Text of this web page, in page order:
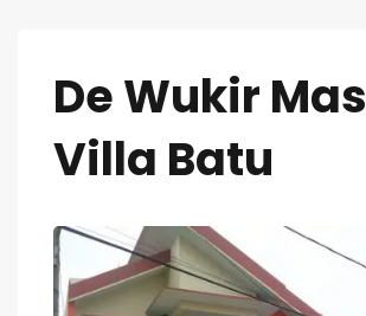
De Wukir Mas
Villa Batu